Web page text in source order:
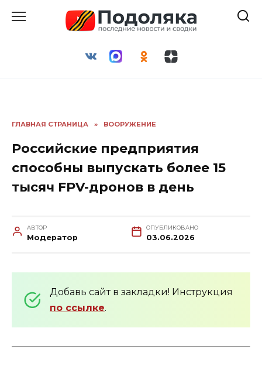
ГЛАВНАЯ СТРАНИЦА » ВООРУЖЕНИЕ
Российские предприятия
способны выпускать более 15
тысяч FPV-дронов в день
АВТОР
Модератор
ОПУБЛИКОВАНО
03.06.2026
Добавь сайт в закладки! Инструкция
по ссылке.